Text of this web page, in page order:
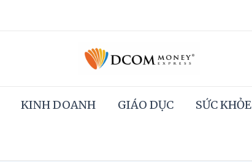
KINH DOANH GIÁO DỤC SỨC KHỎE